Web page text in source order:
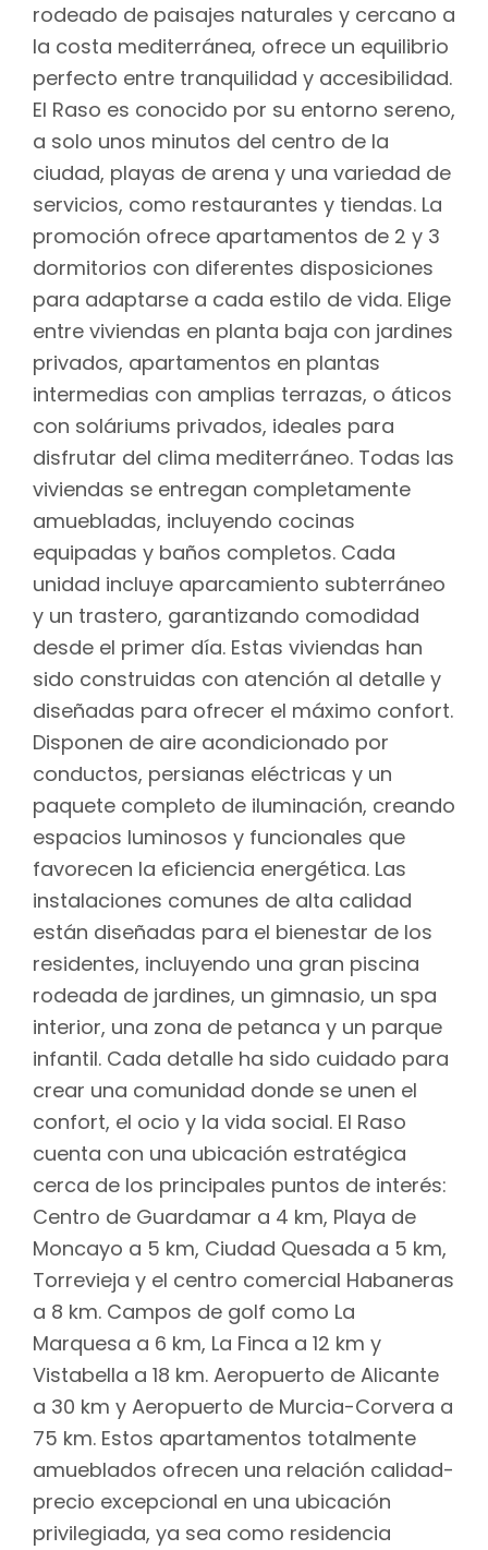
rodeado de paisajes naturales y cercano a
la costa mediterránea, ofrece un equilibrio
perfecto entre tranquilidad y accesibilidad.
El Raso es conocido por su entorno sereno,
a solo unos minutos del centro de la
ciudad, playas de arena y una variedad de
servicios, como restaurantes y tiendas. La
promoción ofrece apartamentos de 2 y 3
dormitorios con diferentes disposiciones
para adaptarse a cada estilo de vida. Elige
entre viviendas en planta baja con jardines
privados, apartamentos en plantas
intermedias con amplias terrazas, o áticos
con soláriums privados, ideales para
disfrutar del clima mediterráneo. Todas las
viviendas se entregan completamente
amuebladas, incluyendo cocinas
equipadas y baños completos. Cada
unidad incluye aparcamiento subterráneo
y un trastero, garantizando comodidad
desde el primer día. Estas viviendas han
sido construidas con atención al detalle y
diseñadas para ofrecer el máximo confort.
Disponen de aire acondicionado por
conductos, persianas eléctricas y un
paquete completo de iluminación, creando
espacios luminosos y funcionales que
favorecen la eficiencia energética. Las
instalaciones comunes de alta calidad
están diseñadas para el bienestar de los
residentes, incluyendo una gran piscina
rodeada de jardines, un gimnasio, un spa
interior, una zona de petanca y un parque
infantil. Cada detalle ha sido cuidado para
crear una comunidad donde se unen el
confort, el ocio y la vida social. El Raso
cuenta con una ubicación estratégica
cerca de los principales puntos de interés:
Centro de Guardamar a 4 km, Playa de
Moncayo a 5 km, Ciudad Quesada a 5 km,
Torrevieja y el centro comercial Habaneras
a 8 km. Campos de golf como La
Marquesa a 6 km, La Finca a 12 km y
Vistabella a 18 km. Aeropuerto de Alicante
a 30 km y Aeropuerto de Murcia-Corvera a
75 km. Estos apartamentos totalmente
amueblados ofrecen una relación calidad-
precio excepcional en una ubicación
privilegiada, ya sea como residencia